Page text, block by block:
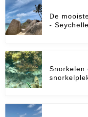
De
-
Snorkelen